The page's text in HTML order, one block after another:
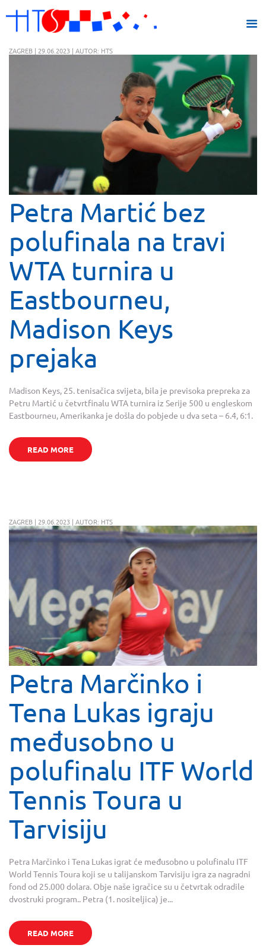
ZAGREB | 29.06.2023 | AUTOR: HTS
Petra Martić bez
polufinala na travi
WTA turnira u
Eastbourneu,
Madison Keys
prejaka
Madison Keys, 25. tenisačica svijeta, bila je previsoka prepreka za
Petru Martić u četvrtfinalu WTA turnira iz Serije 500 u engleskom
Eastbourneu, Amerikanka je došla do pobjede u dva seta – 6.4, 6:1.
READ MORE
ZAGREB | 29.06.2023 | AUTOR: HTS
Petra Marčinko i
Tena Lukas igraju
međusobno u
polufinalu ITF World
Tennis Toura u
Tarvisiju
Petra Marčinko i Tena Lukas igrat će međusobno u polufinalu ITF
World Tennis Toura koji se u talijanskom Tarvisiju igra za nagradni
fond od 25.000 dolara. Obje naše igračice su u četvrtak odradile
dvostruki program.. Petra (1. nositeljica) je...
READ MORE